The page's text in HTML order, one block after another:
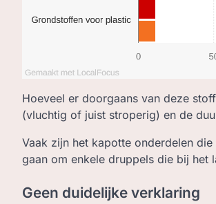
Hoeveel er doorgaans van deze
(vluchtig of juist stroperig) en de
Vaak zijn het kapotte onderdelen
gaan om enkele druppels die bij het
Geen duidelijke verklaring